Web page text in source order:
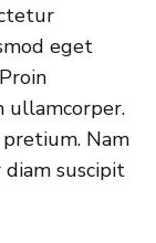
eget
ullamcorper.
Nam
suscipit